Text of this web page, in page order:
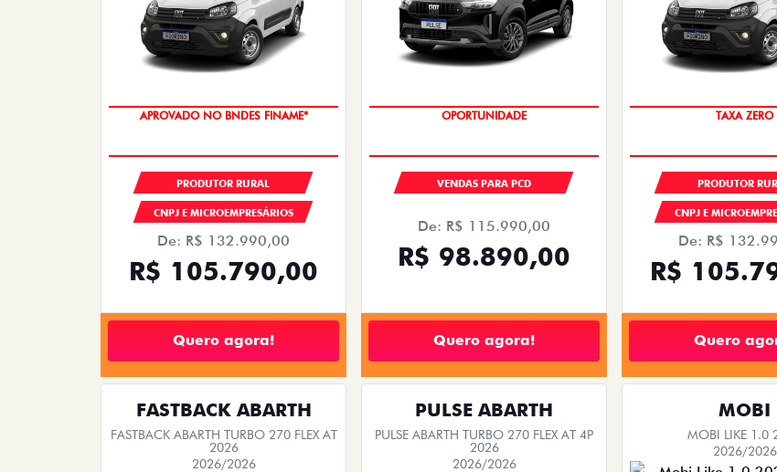
APROVADO NO BNDES FINAME*
PRODUTOR RURAL
CNPJ E MICROEMPRESÁRIOS
De: R$ 132.990,00
R$ 105.790,00
Quero agora!
OPORTUNIDADE
VENDAS PARA PCD
De: R$ 115.990,00
R$ 98.890,00
Quero agora!
TAXA ZERO
PRODUTOR
CNPJ E
De: R$
R$
Quero
FASTBACK ABARTH
FASTBACK ABARTH TURBO 270 FLEX AT
2026
2026/2026
PULSE ABARTH
PULSE ABARTH TURBO 270 FLEX AT 4P
2026
2026/2026
MOBI
MOBI LIKE 1.0
2026/2026